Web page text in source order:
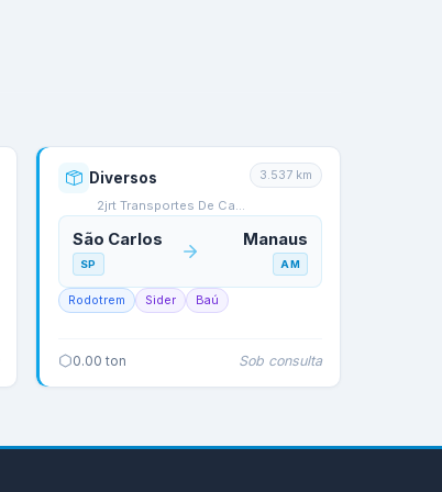
Diversos
2jrt Transportes De Ca…
3.537 km
São Carlos
SP
Manaus
AM
Rodotrem Sider Baú
0.00 ton Sob consulta